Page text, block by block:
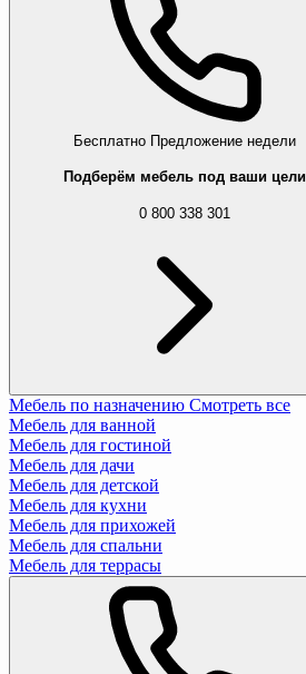
Бесплатно Предложение недели
Подберём мебель под ваши цели
0 800 338 301
Мебель по назначению Смотреть все
Мебель для ванной
Мебель для гостиной
Мебель для дачи
Мебель для детской
Мебель для кухни
Мебель для прихожей
Мебель для спальни
Мебель для террасы